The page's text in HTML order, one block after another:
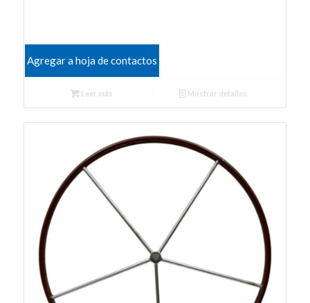
Agregar a hoja de contactos
Leer más Mostrar detalles